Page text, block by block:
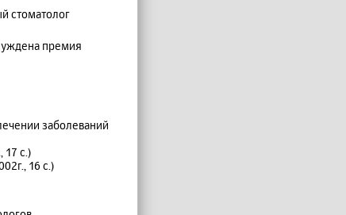
стоматолог
премия
заболеваний
17 с.)
16 с.)